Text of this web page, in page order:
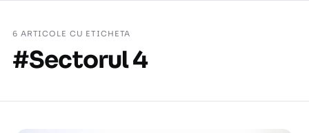
6 ARTICOLE CU ETICHETA
#Sectorul 4